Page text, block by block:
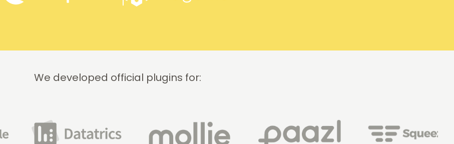
We developed official plugins for: